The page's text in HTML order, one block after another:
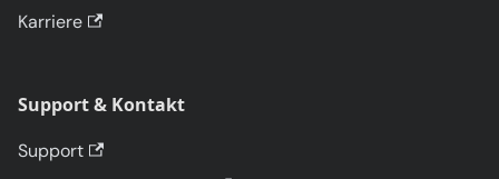
Karriere
Support & Kontakt
Support